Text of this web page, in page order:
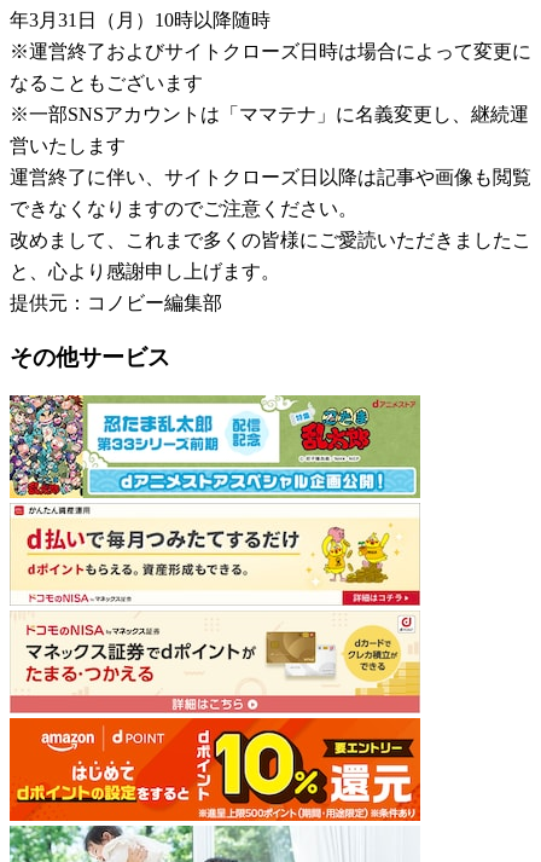
年3月31日（月）10時以降随時
※運営終了およびサイトクローズ日時は場合によって変更に
なることもございます
※一部SNSアカウントは「ママテナ」に名義変更し、継続運
営いたします
運営終了に伴い、サイトクローズ日以降は記事や画像も閲覧
できなくなりますのでご注意ください。
改めまして、これまで多くの皆様にご愛読いただきましたこ
と、心より感謝申し上げます。
提供元：コノビー編集部
その他サービス